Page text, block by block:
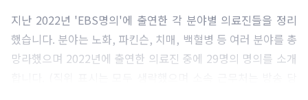
지난 2022년 'EBS명의'에 출연한 각 분야별 의료진들을 정리
했습니다. 분야는 노화, 파킨슨, 치매, 백혈병 등 여러 분야를 총
망라했으며 2022년에 출연한 의료진 중에 29명의 명의를 소개